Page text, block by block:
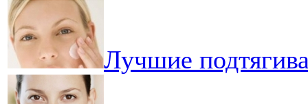
Лучшие